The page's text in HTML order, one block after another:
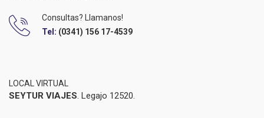
Consultas? Llamanos!
Tel: (0341) 156 17-4539
LOCAL VIRTUAL
SEYTUR VIAJES . Legajo 12520.